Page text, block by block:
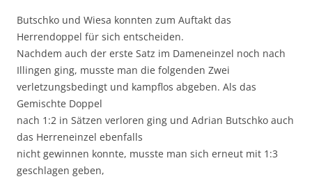
Butschko und Wiesa konnten zum Auftakt das
Herrendoppel für sich entscheiden.
Nachdem auch der erste Satz im Dameneinzel noch nach
Illingen ging, musste man die folgenden Zwei
verletzungsbedingt und kampflos abgeben. Als das
Gemischte Doppel
nach 1:2 in Sätzen verloren ging und Adrian Butschko auch
das Herreneinzel ebenfalls
nicht gewinnen konnte, musste man sich erneut mit 1:3
geschlagen geben,